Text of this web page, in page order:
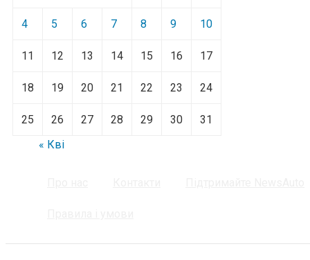
4 5 6 7 8 9 10
11 12 13 14 15 16 17
18 19 20 21 22 23 24
25 26 27 28 29 30
31
« Кві